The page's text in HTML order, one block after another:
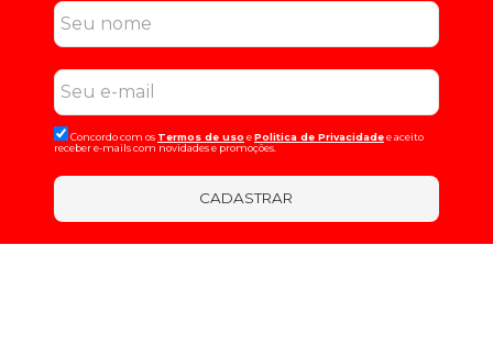
Concordo com os Termos de uso ePolitica de Privacidadee aceito
receber e-mails com novidades e promoções.
CADASTRAR